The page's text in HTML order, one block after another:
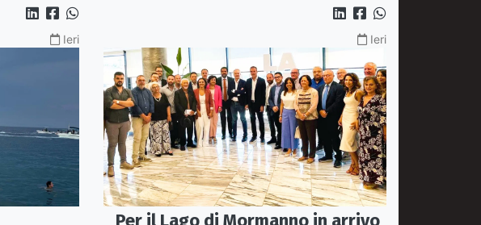
Ieri Ieri
Per il Lago di Mormanno in arrivo